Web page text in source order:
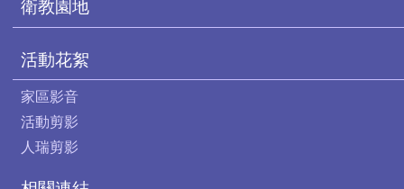
衛教園地
活動花絮
家區影音
活動剪影
人瑞剪影